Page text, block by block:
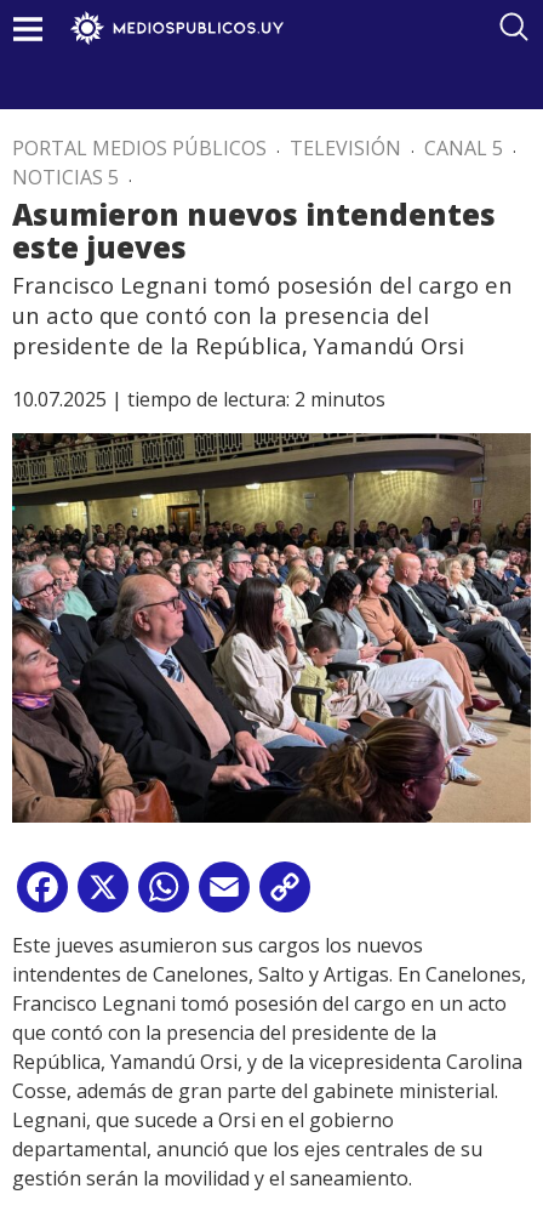
PORTAL MEDIOS PÚBLICOS . TELEVISIÓN . CANAL 5 .
NOTICIAS 5 .
Asumieron nuevos intendentes
este jueves
Francisco Legnani tomó posesión del cargo en
un acto que contó con la presencia del
presidente de la República, Yamandú Orsi
10.07.2025 | tiempo de lectura: 2 minutos
Facebook
X WhatsApp
Email
Link
Este jueves asumieron sus cargos los nuevos
intendentes de Canelones, Salto y Artigas. En Canelones,
Francisco Legnani tomó posesión del cargo en un acto
que contó con la presencia del presidente de la
República, Yamandú Orsi, y de la vicepresidenta Carolina
Cosse, además de gran parte del gabinete ministerial.
Legnani, que sucede a Orsi en el gobierno
departamental, anunció que los ejes centrales de su
gestión serán la movilidad y el saneamiento.